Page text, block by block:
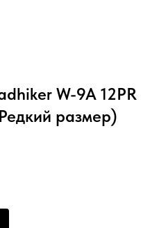
W-9A 12PR
размер)